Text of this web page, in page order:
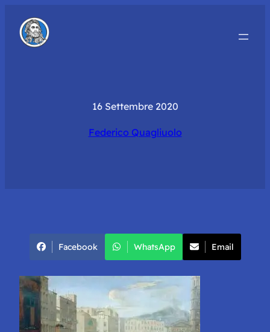
16 Settembre 2020
Federico Quagliuolo
Facebook WhatsApp Email